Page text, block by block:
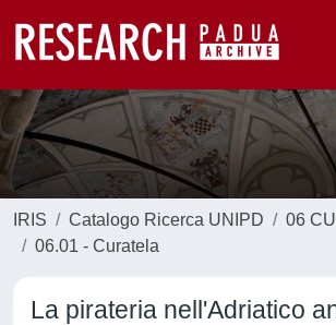
IRIS Catalogo Ricerca UNIPD
06
06.01 - Curatela
La pirateria nell'Adriatico